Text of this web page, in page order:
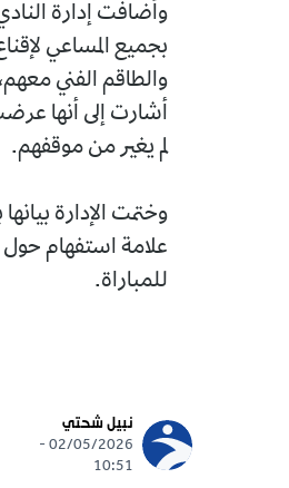
وأضافت إدارة
بجميع المساعي
والطاقم الفني
أشارت إلى أنها
لم يغير من موقفهم.
وختمت الإدارة
علامة استفهام حول
للمباراة.
نبيل شحتي
02/05/2026 -
10:51